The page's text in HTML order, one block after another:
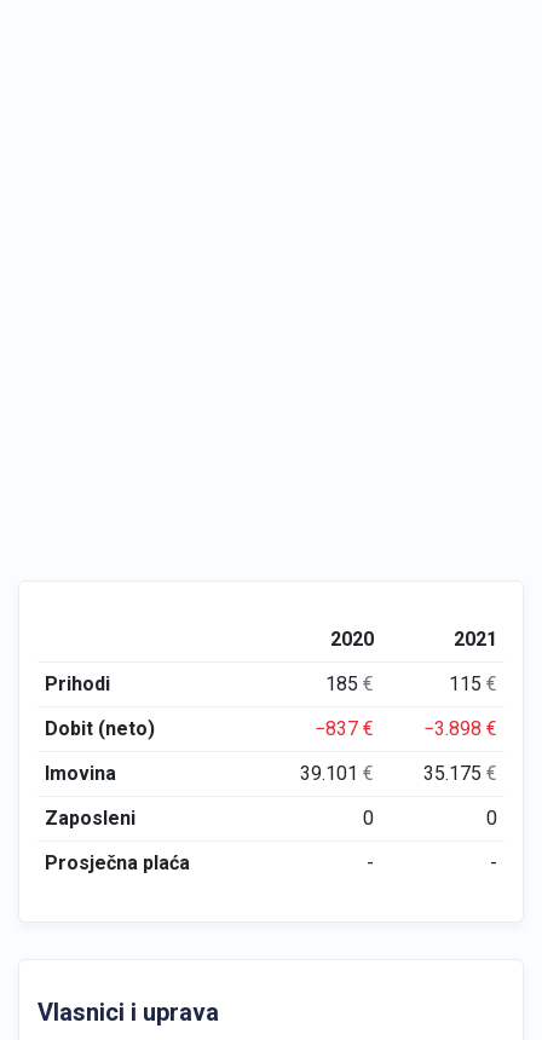
2020
2021
Prihodi
185€ 115€
Dobit (neto)
−837€ −3.898€
Imovina
39.101€ 35.175€
Zaposleni
0
0
Prosječna plaća
- -
Vlasnici i uprava